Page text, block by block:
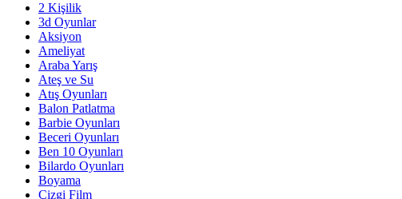
2 Kişilik
3d Oyunlar
Aksiyon
Ameliyat
Araba Yarış
Ateş ve Su
Atış Oyunları
Balon Patlatma
Barbie Oyunları
Beceri Oyunları
Ben 10 Oyunları
Bilardo Oyunları
Boyama
Çizgi Film